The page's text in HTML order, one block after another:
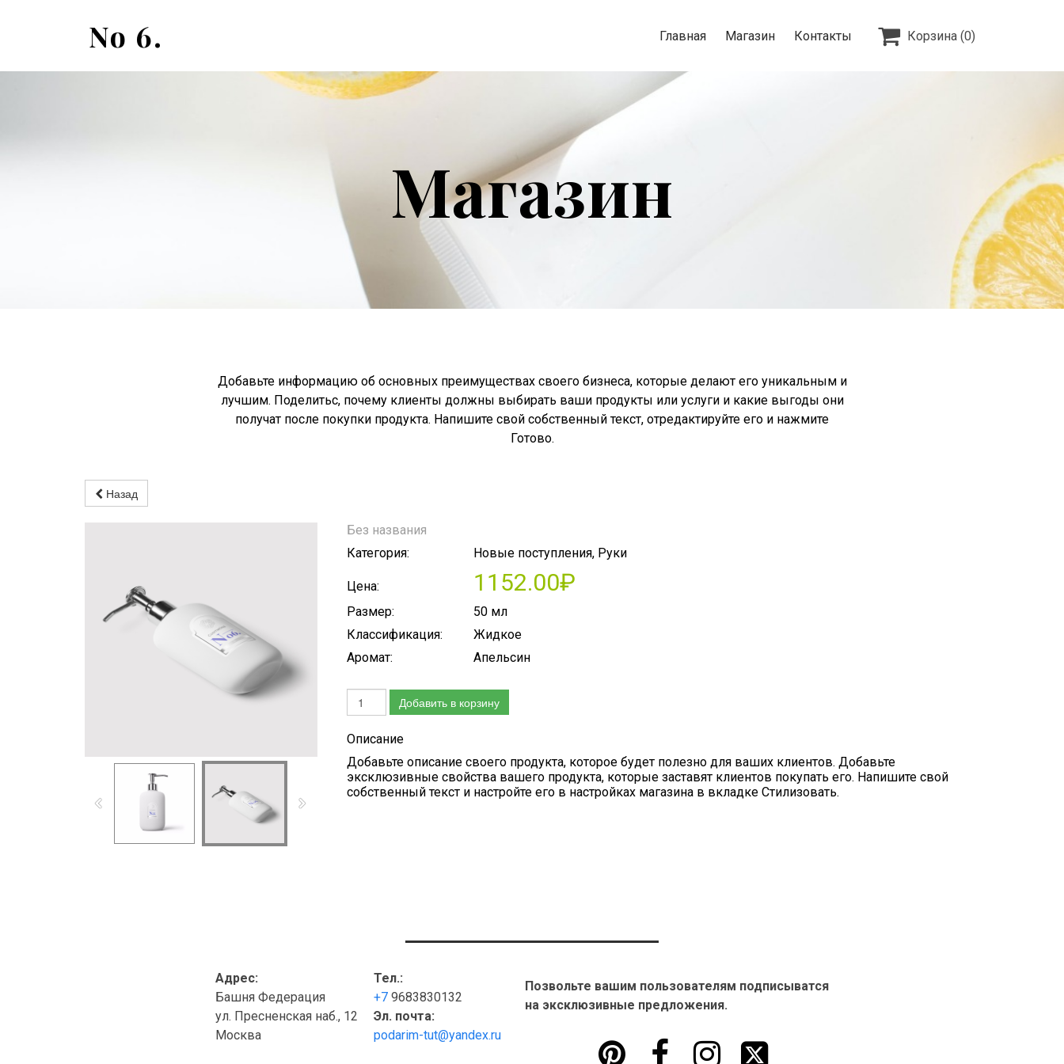
No 6. Главная Магазин Контакты  Корзина (0)
Магазин
Добавьте информацию об основных преимуществах своего бизнеса, которые делают его уникальным и
лучшим. Поделитьс, почему клиенты должны выбирать ваши продукты или услуги и какие выгоды они
получат после покупки продукта. Напишите свой собственный текст, отредактируйте его и нажмите
Готово.
Назад
Без названия
Категория:
Новые поступления, Руки
Цена: 1152.00₽
Размер:
50 мл
Классификация:
Жидкое
Аромат:
Апельсин
Добавить в корзину
Описание
Добавьте описание своего продукта, которое будет полезно для ваших клиентов. Добавьте
эксклюзивные свойства вашего продукта, которые заставят клиентов покупать его. Напишите свой
собственный текст и настройте его в настройках магазина в вкладке Стилизовать.
Адрес:
Башня Федерация
ул. Пресненская наб., 12
Москва
Тел.:
+7 9683830132
Эл. почта:
podarim-tut@yandex.ru
Позвольте вашим пользователям подписыватся
на эксклюзивные предложения.
   